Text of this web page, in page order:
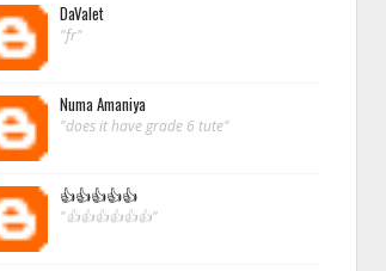
DaValet
"fr"
Numa Amaniya
"does it have grade 6 tute"
👍👍👍👍👍
"👍👍👍👍👍👍"